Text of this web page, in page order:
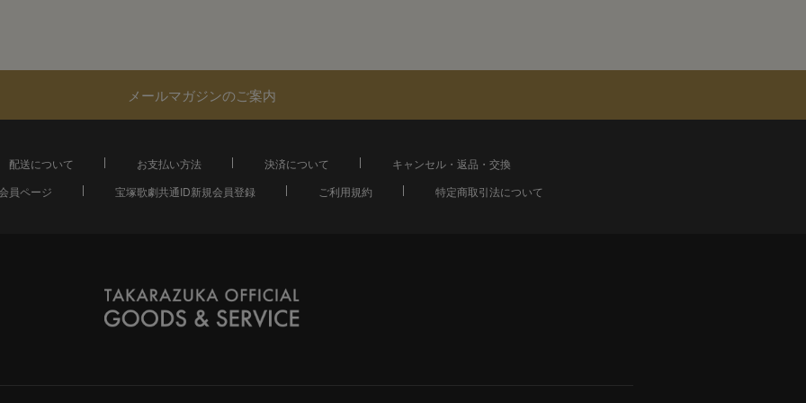
メールマガジンのご案内
配送について お支払い方法 決済について
キャンセル・返品・交換
員ページ 宝塚歌劇共通ID新規会員登録 ご利用規約 特定商取引法について